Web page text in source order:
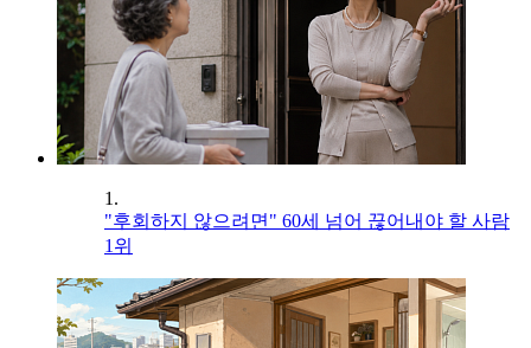
1.
"후회하지 않으려면" 60세 넘어 끊어내야 할 사람
1위